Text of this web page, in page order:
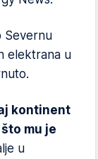
Severnu
elektrana u
kontinent
mu je
u